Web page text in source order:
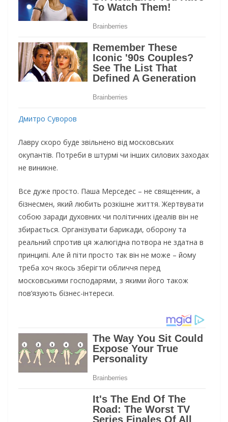
Дмитро Суворов
Лавру скоро буде звільнено від московських
окупантів. Потреби в штурмі чи інших силових заходах
не виникне.
Все дуже просто. Паша Мерседес – не священник, а
бізнесмен, який любить розкішне життя. Жертвувати
собою заради духовних чи політичних ідеалів він не
збирається. Організувати барикади, оборону та
реальний спротив ця жалюгідна потвора не здатна в
принципі. Але й піти просто так він не може – йому
треба хоч якось зберігти обличчя перед
московськими господарями, з якими його також
пов’язують бізнес-інтереси.